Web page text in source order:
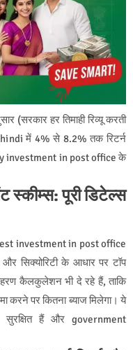
(सरकार हर तिमाही रिव्यू करती
में 4% से 8.2% तक रिटर्न
investment in post office के
स्कीम्स: पूरी डिटेल्स
investment in post office
सिक्योरिटी के आधार पर टॉप
कैलकुलेशन भी दे रहे हैं, ताकि
पर कितना ब्याज मिलेगा। ये
हैं और government